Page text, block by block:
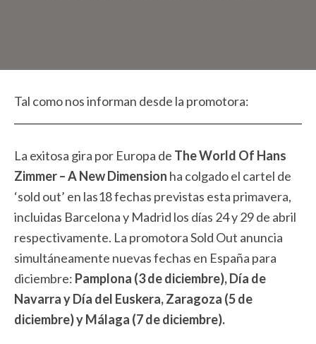
Tal como nos informan desde la promotora:
La exitosa gira por Europa de The World Of Hans
Zimmer – A New Dimension ha colgado el cartel de
‘sold out’ en las18 fechas previstas esta primavera,
incluidas Barcelona y Madrid los días 24 y 29 de abril
respectivamente. La promotora Sold Out anuncia
simultáneamente nuevas fechas en España para
diciembre: Pamplona (3 de diciembre), Día de
Navarra y Día del Euskera, Zaragoza (5 de
diciembre) y Málaga (7 de diciembre).